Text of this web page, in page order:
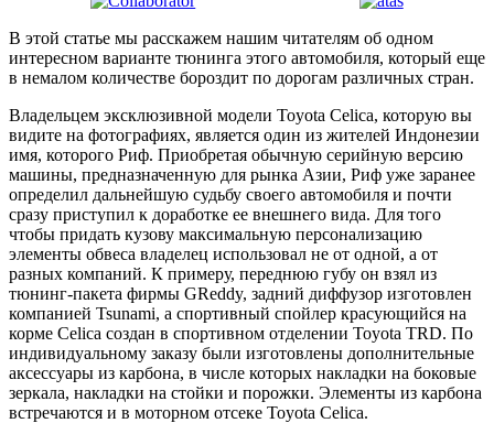
В этой статье мы расскажем нашим читателям об одном
интересном варианте тюнинга этого автомобиля, который еще
в немалом количестве бороздит по дорогам различных стран.
Владельцем эксклюзивной модели Toyota Celica, которую вы
видите на фотографиях, является один из жителей Индонезии
имя, которого Риф. Приобретая обычную серийную версию
машины, предназначенную для рынка Азии, Риф уже заранее
определил дальнейшую судьбу своего автомобиля и почти
сразу приступил к доработке ее внешнего вида. Для того
чтобы придать кузову максимальную персонализацию
элементы обвеса владелец использовал не от одной, а от
разных компаний. К примеру, переднюю губу он взял из
тюнинг-пакета фирмы GReddy, задний диффузор изготовлен
компанией Tsunami, а спортивный спойлер красующийся на
корме Celica создан в спортивном отделении Toyota TRD. По
индивидуальному заказу были изготовлены дополнительные
аксессуары из карбона, в числе которых накладки на боковые
зеркала, накладки на стойки и порожки. Элементы из карбона
встречаются и в моторном отсеке Toyota Celica.